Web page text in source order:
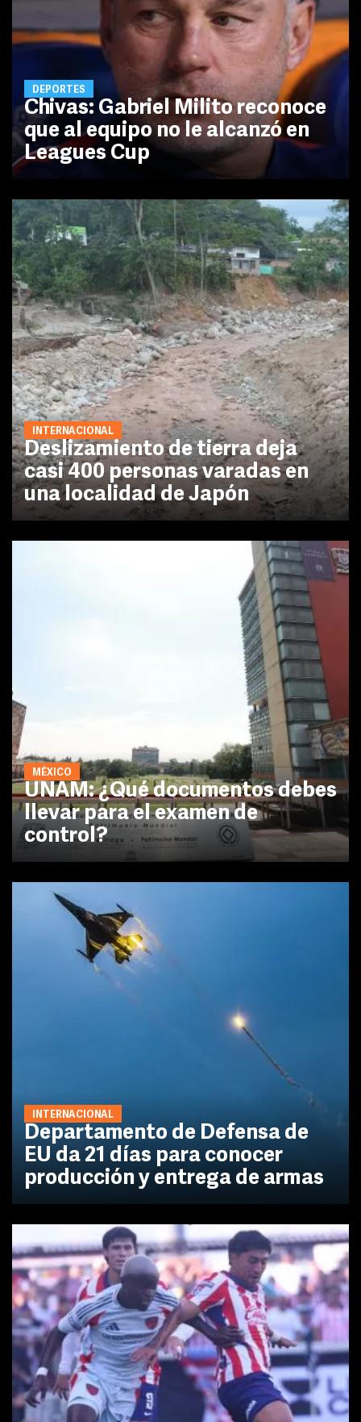
DEPORTES
Chivas: Gabriel Milito reconoce
que al equipo no le alcanzó en
Leagues Cup
INTERNACIONAL
Deslizamiento de tierra deja
casi 400 personas varadas en
una localidad de Japón
MÉXICO
UNAM: ¿Qué documentos debes
llevar para el examen de
control?
INTERNACIONAL
Departamento de Defensa de
EU da 21 días para conocer
producción y entrega de armas